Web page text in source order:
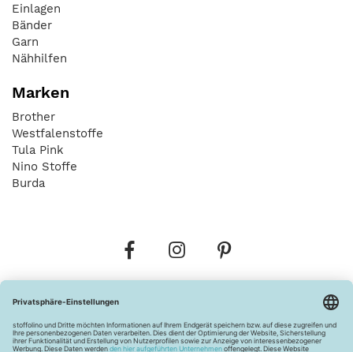
Einlagen
Bänder
Garn
Nähhilfen
Marken
Brother
Westfalenstoffe
Tula Pink
Nino Stoffe
Burda
Widerrufsbelehrung Vertrag widerrufen